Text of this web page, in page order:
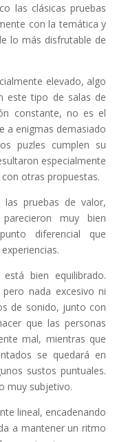
las clásicas pruebas
con la temática y
lo más disfrutable de
elevado, algo
este tipo de salas de
constante, no es el
a enigmas demasiado
puzles cumplen su
especialmente
otras propuestas.
pruebas de valor,
muy bien
diferencial que
bien equilibrado.
nada excesivo ni
de sonido, junto con
que las personas
mal, mientras que
se quedará en
sustos puntuales.
muy subjetivo.
lineal, encadenando
a mantener un ritmo